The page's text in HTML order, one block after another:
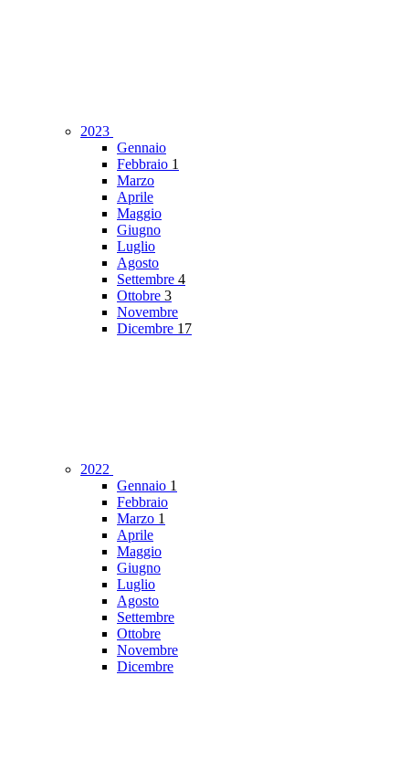
2023
Gennaio
Febbraio 1
Marzo
Aprile
Maggio
Giugno
Luglio
Agosto
Settembre 4
Ottobre 3
Novembre
Dicembre 17
2022
Gennaio 1
Febbraio
Marzo 1
Aprile
Maggio
Giugno
Luglio
Agosto
Settembre
Ottobre
Novembre
Dicembre